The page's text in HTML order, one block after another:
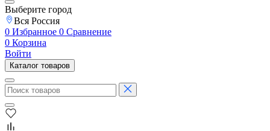
Выберите город
Вся Россия
0 Избранное 0 Сравнение
0 Корзина
Войти
Каталог товаров